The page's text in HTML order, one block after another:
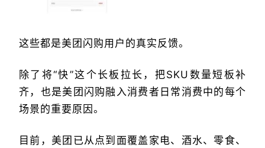
这些都是美团闪购用户的真实反馈。
除了将“快”这个长板拉长，把SKU数量短板补
齐，也是美团闪购融入消费者日常消费中的每个
场景的重要原因。
目前，美团已从点到面覆盖家电、酒水、零食、